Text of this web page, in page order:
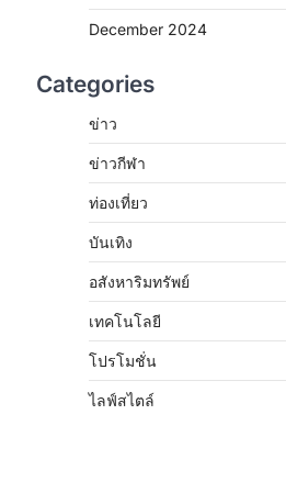
December 2024
Categories
ข่าว
ข่าวกีฬา
ท่องเที่ยว
บันเทิง
อสังหาริมทรัพย์
เทคโนโลยี
โปรโมชั่น
ไลฟ์สไตล์